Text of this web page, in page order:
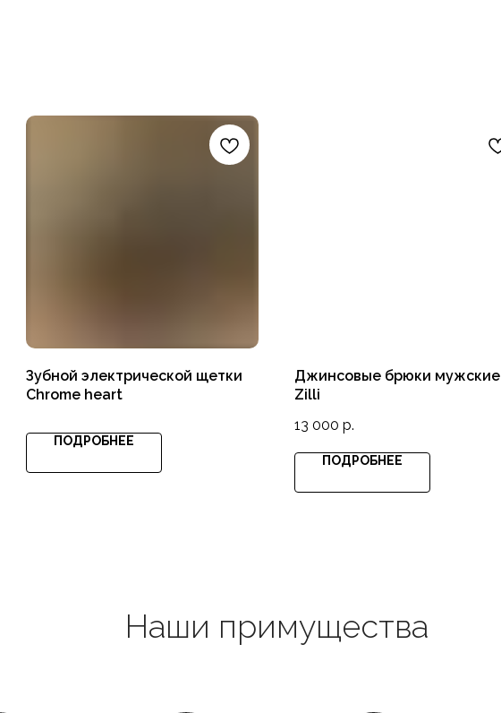
Зубной электрической щетки
Chrome heart
ПОДРОБНЕЕ
Джинсовые брюки мужские
Zilli
13 000 р.
ПОДРОБНЕЕ
Наши примущества